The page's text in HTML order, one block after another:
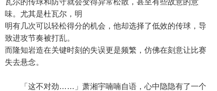
瓦尔的传球和防守就会变得异常松散，甚至有些故意的意
味。尤其是杜瓦尔，明
明有几次可以轻松得分的机会，他却选择了低效的传球，导
致进攻节奏被打乱。
而隆知岩造在关键时刻的失误更是频繁，仿佛在刻意让比赛
失去悬念。
「这不对劲……」萧湘宇喃喃自语，心中隐隐有了一个